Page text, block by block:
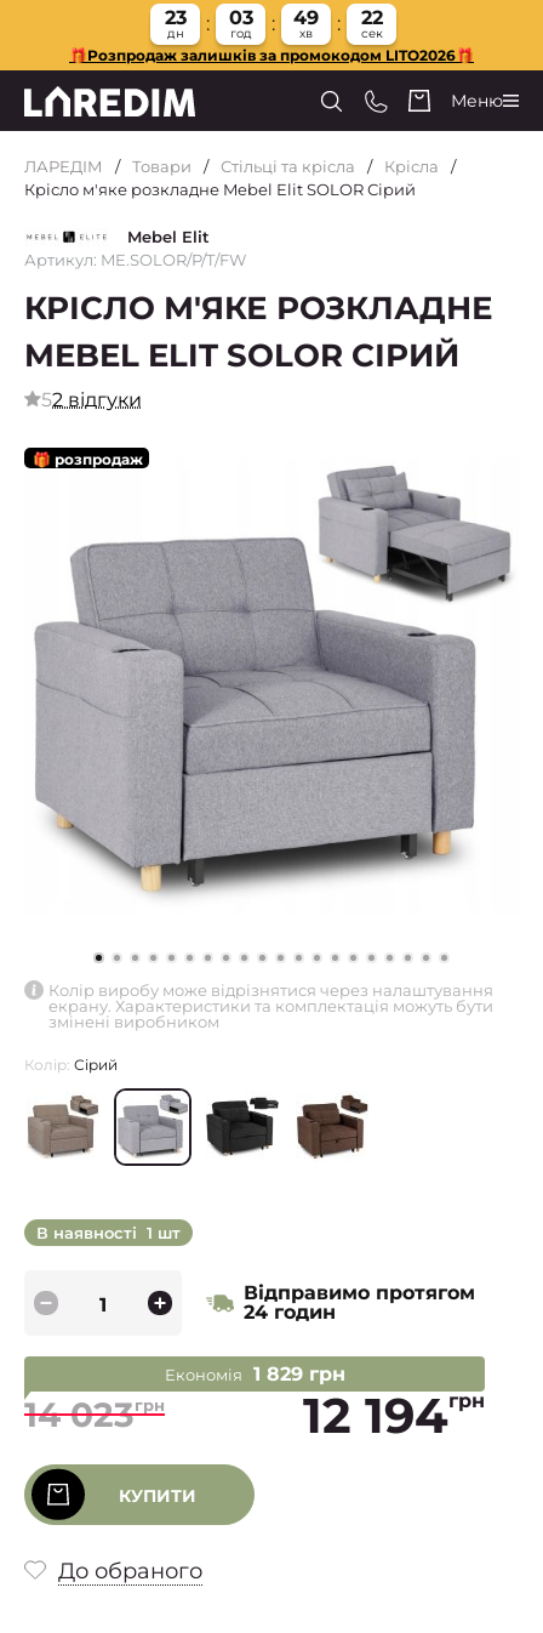
23
дн
03
год
49
хв
21
сек
🎁Розпродаж залишків за промокодом LITO2026🎁
Меню
ЛАРЕДІМ Товари Стільці та крісла
Крісла
Крісло м'яке розкладне Mebel Elit SOLOR Сірий
Mebel Elit
Артикул: ME.SOLOR/P/T/FW
КРІСЛО М'ЯКЕ РОЗКЛАДНЕ
MEBEL ELIT SOLOR СІРИЙ
52 відгуки
🎁 розпродаж
Колір виробу може відрізнятися через налаштування
екрану. Характеристики та комплектація можуть бути
змінені виробником
Колір: Сірий
В наявності 1 шт
Відправимо протягом
24 годин
Економія 1 829 грн
14 023грн 12 194грн
КУПИТИ
До обраного